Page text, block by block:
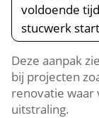
voldoende
stucwerk
Deze aanpak
bij projecten
renovatie waar
uitstraling.​